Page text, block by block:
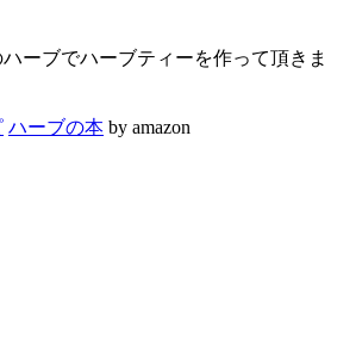
ーブでハーブティーを作って頂きま
ハーブの本 by amazon